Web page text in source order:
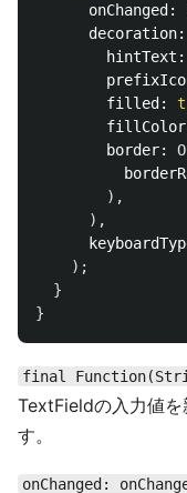
onChanged:
decoration:
hintText:
filled:
border:
),
),
);
}
}
final
TextFieldの入力値
す。
onChanged: